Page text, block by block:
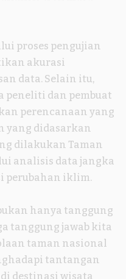
proses pengujian
akurasi
data. Selain itu,
peneliti dan pembuat
perencanaan yang
yang didasarkan
dilakukan Taman
analisis data jangka
perubahan iklim.
hanya tanggung
tanggung jawab kita
taman nasional
tantangan
destinasi wisata